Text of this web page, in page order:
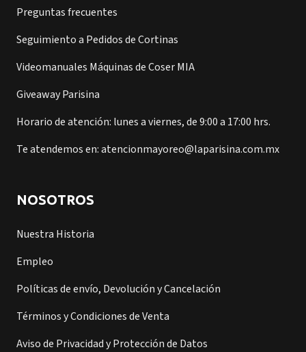
Preguntas frecuentes
Seguimiento a Pedidos de Cortinas
Videomanuales Máquinas de Coser MIA
Giveaway Parisina
Horario de atención: lunes a viernes, de 9:00 a 17:00 hrs.
Te atendemos en: atencionmayoreo@laparisina.com.mx
NOSOTROS
Nuestra Historia
Empleo
Políticas de envío, Devolución y Cancelación
Términos y Condiciones de Venta
Aviso de Privacidad y Protección de Datos